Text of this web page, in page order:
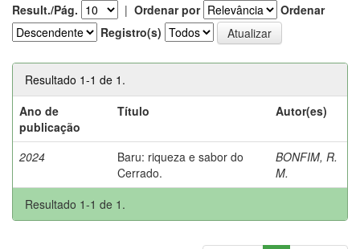
Result./Pág. | Ordenar por
Ordenar
Registro(s)
Resultado 1-1 de 1.
Ano de
publicação
Título Autor(es)
2024
Baru: riqueza e sabor do
Cerrado.
BONFIM, R.
M.
Resultado 1-1 de 1.